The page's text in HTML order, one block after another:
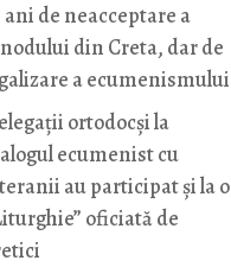
ani de neacceptare a
din Creta, dar de
a ecumenismului
ortodocși la
ecumenist cu
au participat și la o
oficiată de